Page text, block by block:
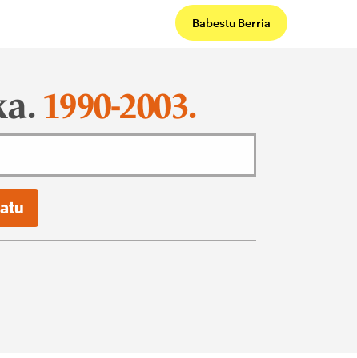
Babestu Berria
1990-2003.